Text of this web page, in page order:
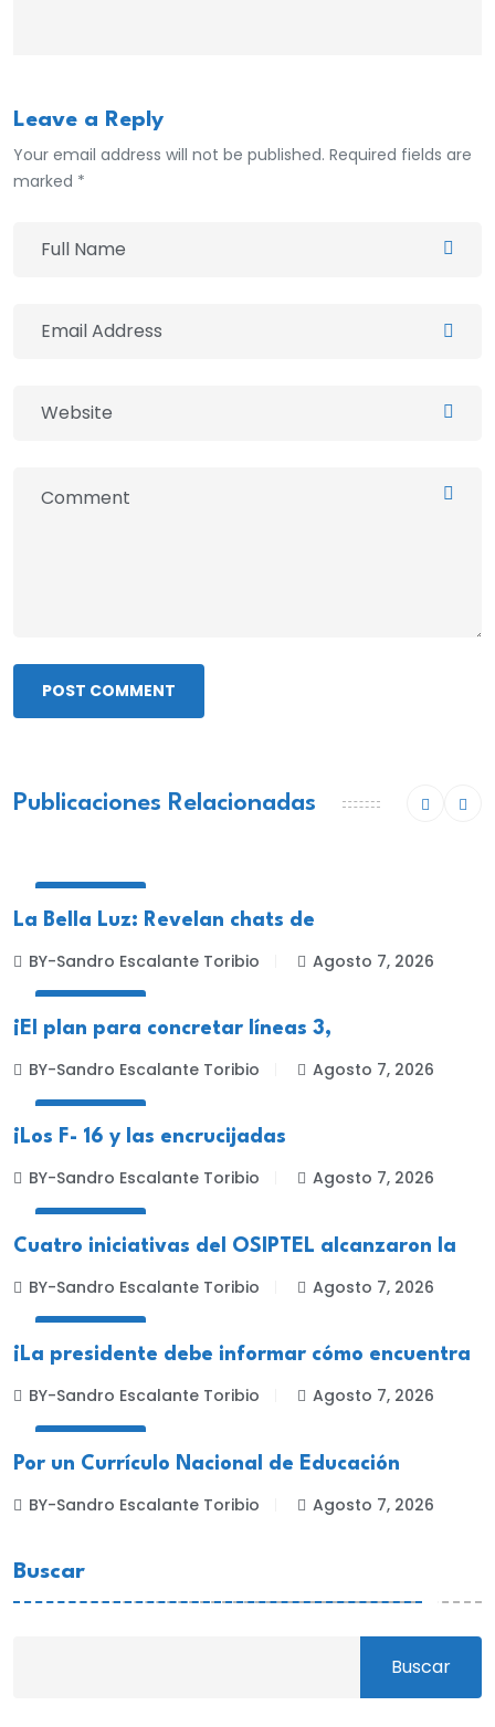
Leave a Reply
Your email address will not be published. Required fields are
marked *
POST COMMENT
Publicaciones Relacionadas
La Bella Luz: Revelan chats de
BY-Sandro Escalante Toribio Agosto 7, 2026
¡El plan para concretar líneas 3,
BY-Sandro Escalante Toribio Agosto 7, 2026
¡Los F- 16 y las encrucijadas
BY-Sandro Escalante Toribio Agosto 7, 2026
Cuatro iniciativas del OSIPTEL alcanzaron la
BY-Sandro Escalante Toribio Agosto 7, 2026
¡La presidente debe informar cómo encuentra
BY-Sandro Escalante Toribio Agosto 7, 2026
Por un Currículo Nacional de Educación
BY-Sandro Escalante Toribio Agosto 7, 2026
Buscar
Buscar